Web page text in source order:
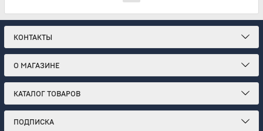
КОНТАКТЫ
О МАГАЗИНЕ
КАТАЛОГ ТОВАРОВ
ПОДПИСКА